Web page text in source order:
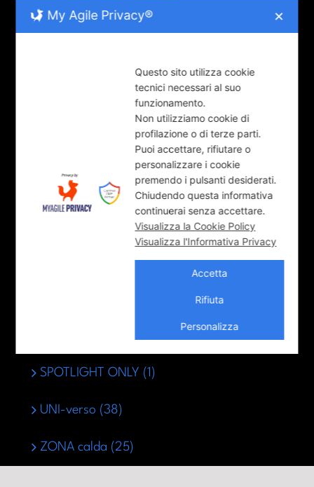
Parma celebra la Giornata del rifugiato
COOL-tura (92)
LUNGO-Parma (36)
SPOTLIGHT ONLY (1)
UNI-verso (38)
ZONA calda (25)
My Agile Privacy® ✕
Questo sito utilizza cookie
tecnici necessari al suo
funzionamento.
Non utilizziamo cookie di
profilazione o di terze parti.
Puoi accettare, rifiutare o
personalizzare i cookie
premendo i pulsanti desiderati.
Chiudendo questa informativa
continuerai senza accettare.
Visualizza la Cookie Policy
Visualizza l'Informativa Privacy
Accetta
Rifiuta
Personalizza